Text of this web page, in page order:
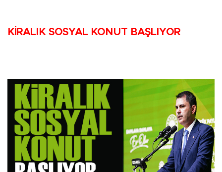
KİRALIK SOSYAL KONUT BAŞLIYOR